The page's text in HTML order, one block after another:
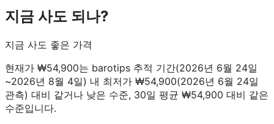
지금 사도 되나?
지금 사도 좋은 가격
현재가 ₩54,900는 barotips 추적 기간(2026년 6월 24일
~2026년 8월 4일) 내 최저가 ₩54,900(2026년 6월 24일
관측) 대비 같거나 낮은 수준, 30일 평균 ₩54,900 대비 같은
수준입니다.